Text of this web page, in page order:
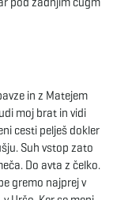
in z Matejem
moj brat in vidi
cesti pelješ dokler
Suh vstop zato
Do avta z čelko.
gremo najprej v